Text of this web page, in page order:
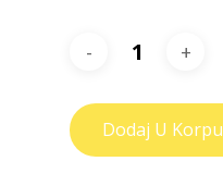
Dodaj U Korpu